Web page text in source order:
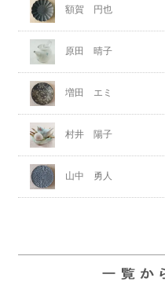
額賀 円也
原田 晴子
増田 エミ
村井 陽子
山中 勇人